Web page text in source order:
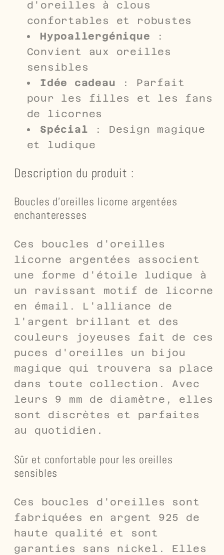
d'oreilles à clous
confortables et robustes
Hypoallergénique :
Convient aux oreilles
sensibles
Idée cadeau : Parfait
pour les filles et les fans
de licornes
Spécial : Design magique
et ludique
Description du produit :
Boucles d'oreilles licorne argentées
enchanteresses
Ces boucles d'oreilles
licorne argentées associent
une forme d'étoile ludique à
un ravissant motif de licorne
en émail. L'alliance de
l'argent brillant et des
couleurs joyeuses fait de ces
puces d'oreilles un bijou
magique qui trouvera sa place
dans toute collection. Avec
leurs 9 mm de diamètre, elles
sont discrètes et parfaites
au quotidien.
Sûr et confortable pour les oreilles
sensibles
Ces boucles d'oreilles sont
fabriquées en argent 925 de
haute qualité et sont
garanties sans nickel. Elles